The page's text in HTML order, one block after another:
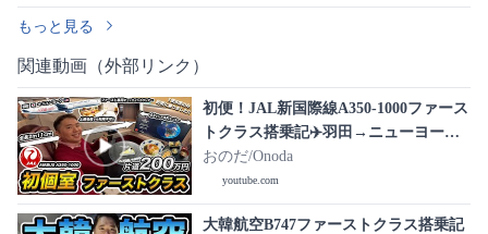
もっと見る
関連動画（外部リンク）
初便！JAL新国際線A350-1000ファース
トクラス搭乗記✈️羽田→ニューヨーク
【200万円】
おのだ/Onoda
youtube.com
大韓航空B747ファーストクラス搭乗記